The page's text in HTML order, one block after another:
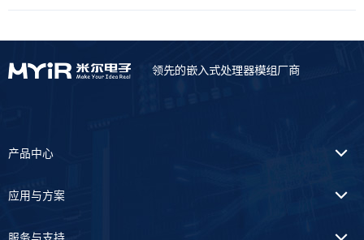
领先的嵌入式处理器模组厂商
产品中心
应用与方案